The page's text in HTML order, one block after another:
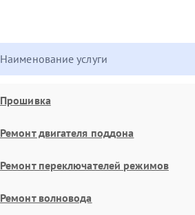
Наименование услуги
Прошивка
Ремонт двигателя поддона
Ремонт переключателей режимов
Ремонт волновода